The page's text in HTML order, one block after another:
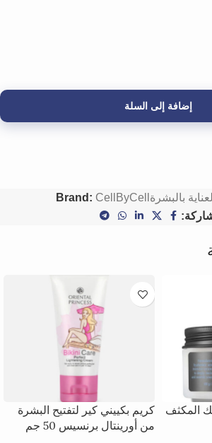
إضافة إلى السلة
العناية بالبشرة Brand: CellByCell
المكثف
كريم بكييني كير لتفتيح البشرة
من أورينتال برنسيس 50 جم